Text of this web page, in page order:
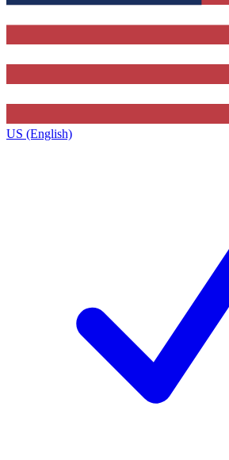
US (English)